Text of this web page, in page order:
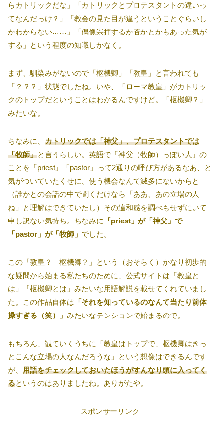
らカトリックだな」「カトリックとプロテスタントの違いっ
てなんだっけ？」「教会の見た目が違うということぐらいし
かわからない……」「偶像崇拝するか否かとかもあった気が
する」という程度の知識しかなく。
まず、馴染みがないので「枢機卿」「教皇」と言われても
「？？？」状態でしたね。いや、「ローマ教皇」がカトリッ
クのトップだということはわかるんですけど。「枢機卿？」
みたいな。
ちなみに、 カトリックでは「神父」、プロテスタントでは
「牧師」と言うらしい。英語で「神父（牧師）っぽい人」の
ことを「priest」「pastor」って2通りの呼び方があるなあ、と
気がついていたくせに、使う機会なんて滅多にないからと
（誰かとの会話の中で聞くだけなら「ああ、あの立場の人
ね」と理解はできていたし）その違和感を調べもせずにいて
申し訳ない気持ち。ちなみに
「priest」が「神父」で
「pastor」が「牧師」 でした。
この「教皇？ 枢機卿？」という（おそらく）かなり初歩的
な疑問から始まる私たちのために、公式サイトは「教皇と
は」「枢機卿とは」みたいな用語解説を載せてくれていまし
た。この作品自体は 「それを知っているのなんて当たり前体
操すぎる（笑）」 みたいなテンションで始まるので。
もちろん、観ていくうちに「教皇はトップで、枢機卿はきっ
とこんな立場の人なんだろうな」という想像はできるんです
が、 用語をチェックしておいたほうがすんなり頭に入ってく
るというのはありましたね。ありがたや。
スポンサーリンク